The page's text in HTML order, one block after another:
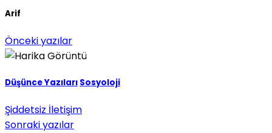
Arif
Önceki yazılar
Düşünce Yazıları Sosyoloji
Şiddetsiz İletişim
Sonraki yazılar